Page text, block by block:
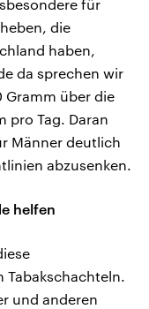
für
die
haben,
da sprechen wir
Gramm über die
pro Tag. Daran
Männer deutlich
abzusenken.
helfen
Tabakschachteln.
und anderen